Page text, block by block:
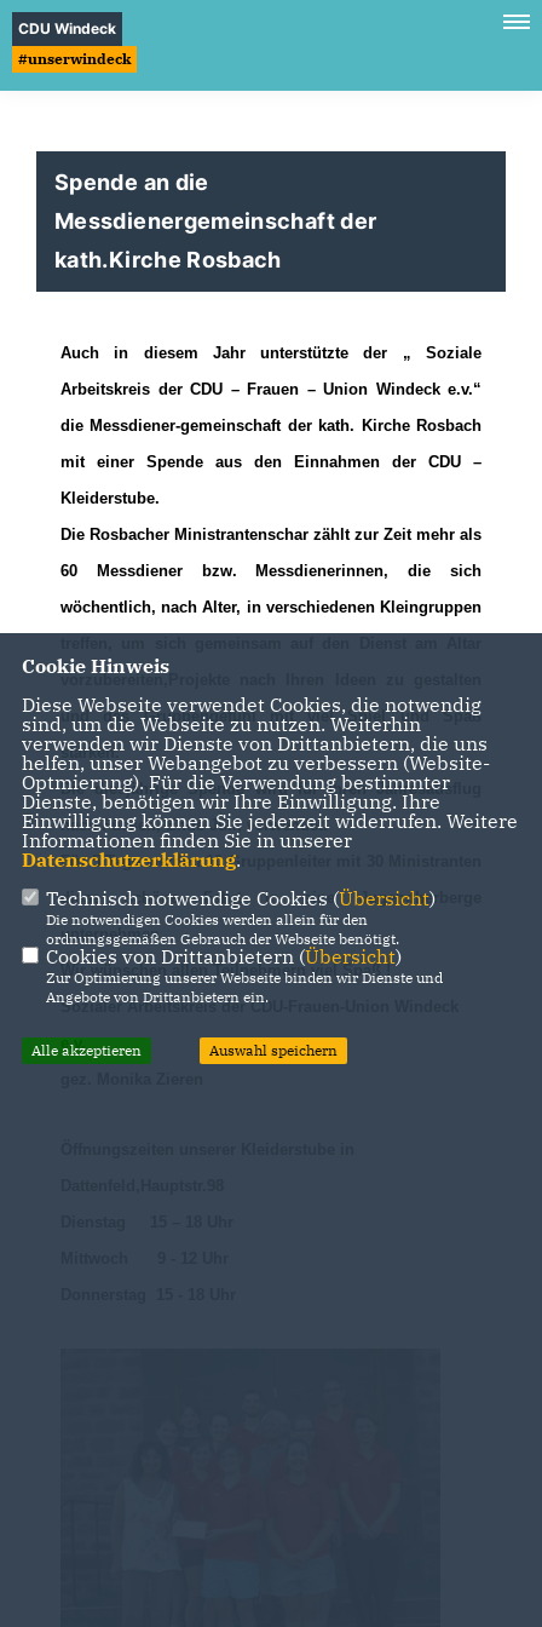
CDU Windeck
#unserwindeck
Spende an die
Messdienergemeinschaft der
kath.Kirche Rosbach
Auch in diesem Jahr unterstützte der „ Soziale
Arbeitskreis der CDU – Frauen – Union Windeck e.v.“
die Messdiener-gemeinschaft der kath. Kirche Rosbach
mit einer Spende aus den Einnahmen der CDU –
Kleiderstube.
Die Rosbacher Ministrantenschar zählt zur Zeit mehr als
60 Messdiener bzw. Messdienerinnen, die sich
wöchentlich, nach Alter, in verschiedenen Kleingruppen
und das Gruppengefühl mit viel Spiel und Spaß
stärken.
Die diesjährige Spende wird für Ihren Jahresausflug
nach Füssen, Ende Juli, verwendet.
Für 5 Tage werden 10 Gruppenleiter mit 30 Ministranten
diese schöne Fahrt in eine Jugendherberge
unternehmen.
Wir wünschen allen Teilnehmern viel Spaß !
Sozialer Arbeitskreis der CDU-Frauen-Union Windeck
e.v.
Cookie Hinweis
Diese Webseite verwendet Cookies, die notwendig
sind, um die Webseite zu nutzen. Weiterhin
verwenden wir Dienste von Drittanbietern, die uns
helfen, unser Webangebot zu verbessern (Website-
Optmierung). Für die Verwendung bestimmter
Dienste, benötigen wir Ihre Einwilligung. Ihre
Einwilligung können Sie jederzeit widerrufen. Weitere
Informationen finden Sie in unserer
Datenschutzerklärung.
Technisch notwendige Cookies (Übersicht)
Die notwendigen Cookies werden allein für den
ordnungsgemäßen Gebrauch der Webseite benötigt.
Cookies von Drittanbietern (Übersicht)
Zur Optimierung unserer Webseite binden wir Dienste und
Angebote von Drittanbietern ein.
Alle akzeptieren Auswahl speichern